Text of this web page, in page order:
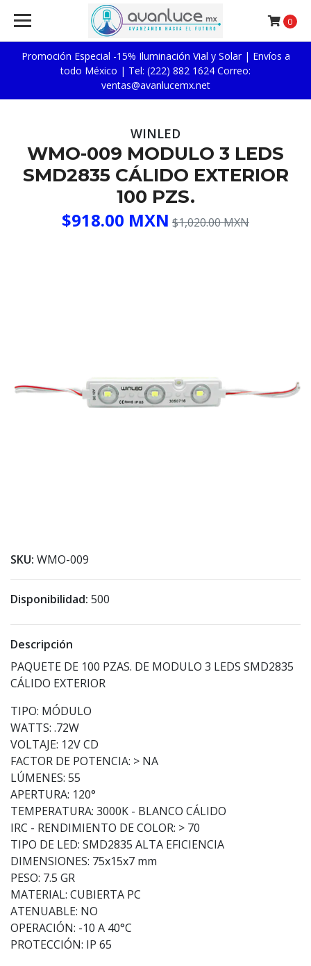
Promoción Especial -15% Iluminación Vial y Solar | Envíos a
todo México | Tel: (222) 882 1624 Correo:
ventas@avanlucemx.net
0
WINLED
WMO-009 MODULO 3 LEDS
SMD2835 CÁLIDO EXTERIOR
100 PZS.
$918.00 MXN $1,020.00 MXN
SKU: WMO-009
Disponibilidad: 500
Descripción
PAQUETE DE 100 PZAS. DE MODULO 3 LEDS SMD2835
CÁLIDO EXTERIOR
TIPO: MÓDULO
WATTS: .72W
VOLTAJE: 12V CD
FACTOR DE POTENCIA: > NA
LÚMENES: 55
APERTURA: 120°
TEMPERATURA: 3000K - BLANCO CÁLIDO
IRC - RENDIMIENTO DE COLOR: > 70
TIPO DE LED: SMD2835 ALTA EFICIENCIA
DIMENSIONES: 75x15x7 mm
PESO: 7.5 GR
MATERIAL: CUBIERTA PC
ATENUABLE: NO
OPERACIÓN: -10 A 40°C
PROTECCIÓN: IP 65